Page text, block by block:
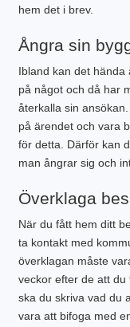
hem det i brev.
Ångra sin
Ibland kan det
på något och då har
återkalla sin
på ärendet och vara
för detta. Därför kan
man ångrar sig och
Överklaga
När du fått hem ditt
ta kontakt med
överklagan måste
veckor efter de att du
ska du skriva vad du
vara att bifoga med